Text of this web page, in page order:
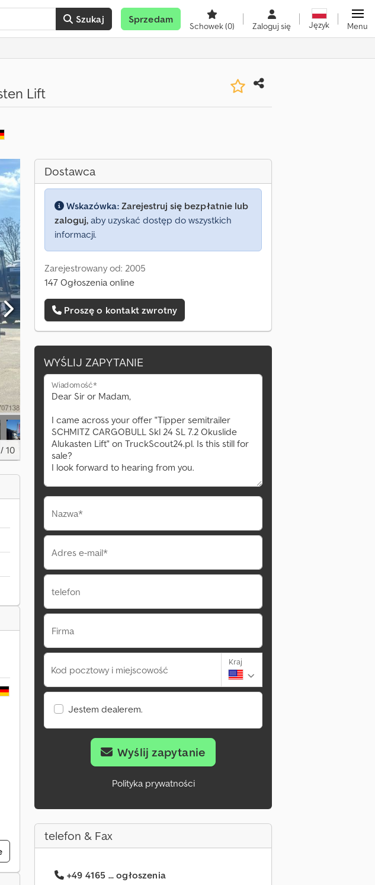
Szukaj Sprzedam
Schowek(0) Zaloguj się Język Menu
Lift
/ 10
Dostawca
Wskazówka: Zarejestruj się bezpłatnie lub
zaloguj, aby uzyskać dostęp do wszystkich
informacji.
Zarejestrowany od: 2005
147 Ogłoszenia online
Proszę o kontakt zwrotny
WYŚLIJ ZAPYTANIE
Wiadomość*
Nazwa*
Adres e-mail*
telefon
Firma
Kod pocztowy i miejscowość
Kraj
Jestem dealerem.
Wyślij zapytanie
Polityka prywatności
telefon & Fax
+49 4165 ... ogłoszenia